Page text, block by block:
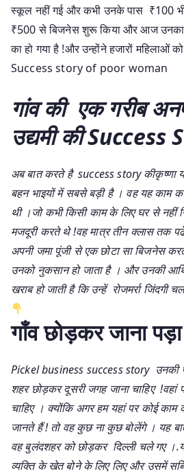
स्कूल नहीं गई और कभी उनके पास ₹100
₹500 से बिजनेस शुरू किया और आज उनका
का हो गया है !और उन्होंने हजारों महिलाओं
Success story of poor woman
गांव की एक गरीब
उद्यमी की Success
अब बात करते है success story कीकृष्णा
बहन भाइयों में सबसे बड़ी है । वह यह काम
थी ।जो कभी किसी काम के लिए घर से
मजदूरी करते थे !वह मात्र तीन क्लास तक
अपनी जमा पूंजी से एक छोटा सा बिजनेस
उनको नुकसान हो जाता है । और उनकी
खराब हो जाती है कि उन्हें रोजमर्रा जिंदगी
गाँव छोड़कर जाना
Pickel business success story उनकी
शहर छोड़कर दूसरी जगह जाना चाहिए !वहां
चाहिए । क्योंकि अगर हम यहां पर कोई
जानते हैं ! तो वह कुछ ना कुछ बोलेंगे । यह
वह बुलंदशहर को छोड़कर दिल्ली चले गए
व्यक्ति के खेत बोने के लिए लिए और उसमें